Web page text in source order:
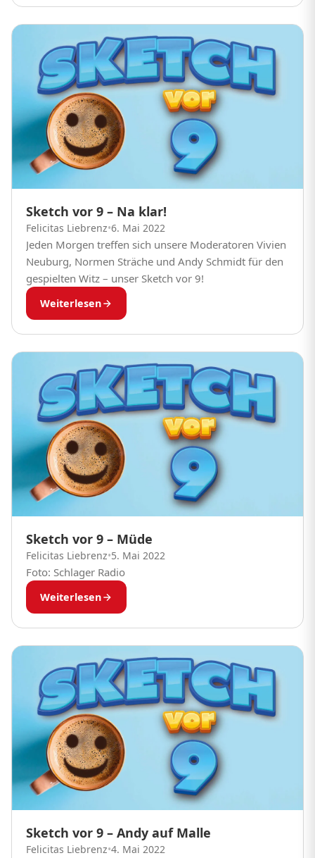
Sketch vor 9 – Na klar!
Felicitas Liebrenz•6. Mai 2022
Jeden Morgen treffen sich unsere Moderatoren Vivien
Neuburg, Normen Sträche und Andy Schmidt für den
gespielten Witz – unser Sketch vor 9!
Weiterlesen
Sketch vor 9 – Müde
Felicitas Liebrenz•5. Mai 2022
Foto: Schlager Radio
Weiterlesen
Sketch vor 9 – Andy auf Malle
Felicitas Liebrenz•4. Mai 2022